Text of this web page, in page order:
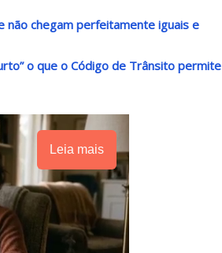
não chegam perfeitamente iguais e
o que o Código de Trânsito permite
Leia mais